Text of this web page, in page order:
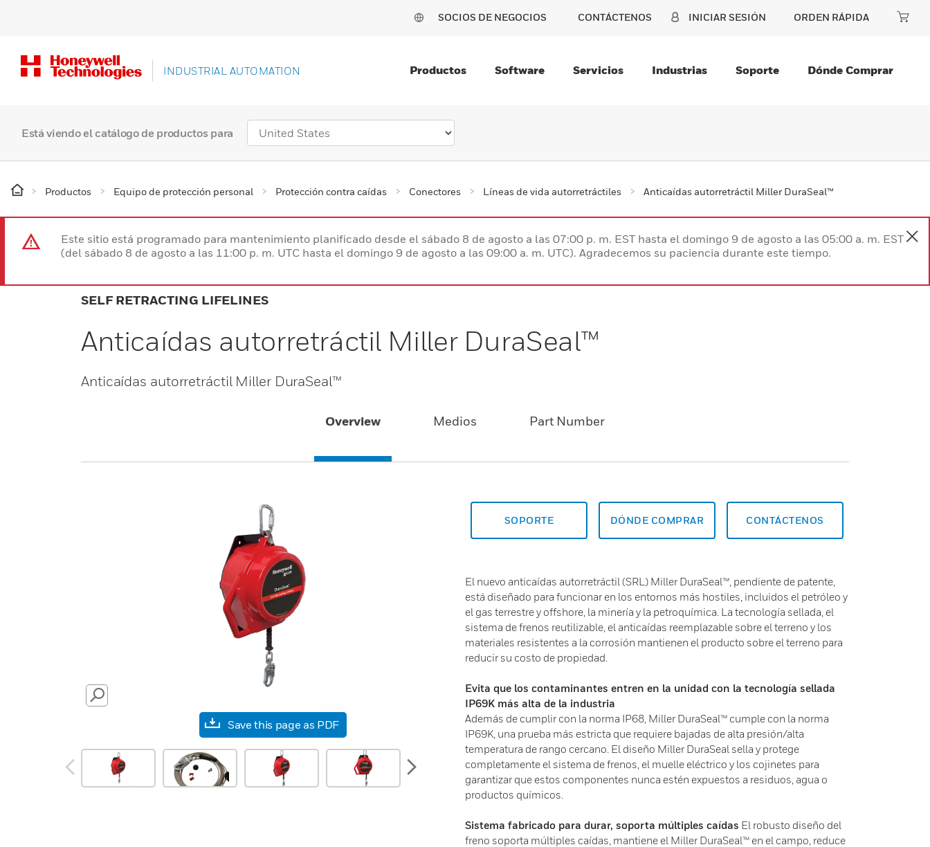
SOCIOS DE NEGOCIOS CONTÁCTENOS INICIAR SESIÓN ORDEN RÁPIDA
INDUSTRIAL AUTOMATION Productos Software Servicios Industrias Soporte Dónde Comprar
Está viendo el catálogo de productos para
Productos Equipo de protección personal Protección contra caídas Conectores Líneas de vida autorretráctiles Anticaídas autorretráctil Miller DuraSeal™
Este sitio está programado para mantenimiento planificado desde el sábado 8 de agosto a las 07:00 p. m. EST hasta el domingo 9 de agosto a las 05:00 a. m. EST
(del sábado 8 de agosto a las 11:00 p. m. UTC hasta el domingo 9 de agosto a las 09:00 a. m. UTC). Agradecemos su paciencia durante este tiempo.
SELF RETRACTING LIFELINES
Anticaídas autorretráctil Miller DuraSeal™
Anticaídas autorretráctil Miller DuraSeal™
Overview Medios Part Number
SEARCH
Save this page as PDF
SOPORTE DÓNDE COMPRAR CONTÁCTENOS
El nuevo anticaídas autorretráctil (SRL) Miller DuraSeal™, pendiente de patente,
está diseñado para funcionar en los entornos más hostiles, incluidos el petróleo y
el gas terrestre y offshore, la minería y la petroquímica. La tecnología sellada, el
sistema de frenos reutilizable, el anticaídas reemplazable sobre el terreno y los
materiales resistentes a la corrosión mantienen el producto sobre el terreno para
reducir su costo de propiedad.
Evita que los contaminantes entren en la unidad con la tecnología sellada
IP69K más alta de la industria
Además de cumplir con la norma IP68, Miller DuraSeal™ cumple con la norma
IP69K, una prueba más estricta que requiere bajadas de alta presión/alta
temperatura de rango cercano. El diseño Miller DuraSeal sella y protege
completamente el sistema de frenos, el muelle eléctrico y los cojinetes para
garantizar que estos componentes nunca estén expuestos a residuos, agua o
productos químicos.
Sistema fabricado para durar, soporta múltiples caídas El robusto diseño del
freno soporta múltiples caídas, mantiene el Miller DuraSeal™ en el campo, reduce